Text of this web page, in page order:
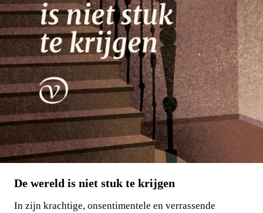
De wereld is niet stuk te krijgen
In zijn krachtige, onsentimentele en verrassende